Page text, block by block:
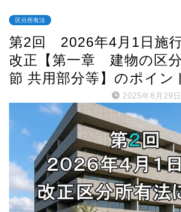
区分所有法
第2回 2026年4月1日施
改正【第一章 建物の区
節 共用部分等】のポイン
2025年8月29日